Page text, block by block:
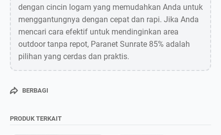
dengan cincin logam yang memudahkan Anda untuk
menggantungnya dengan cepat dan rapi. Jika Anda
mencari cara efektif untuk mendinginkan area
outdoor tanpa repot, Paranet Sunrate 85% adalah
pilihan yang cerdas dan praktis.
BERBAGI
PRODUK TERKAIT